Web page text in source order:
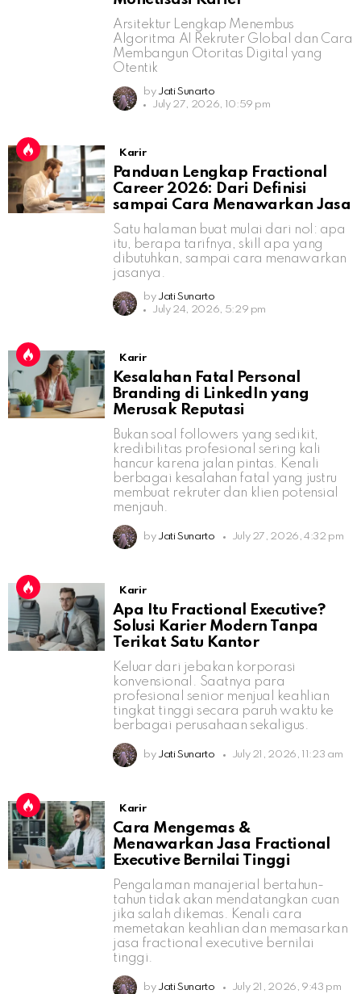
Arsitektur Lengkap Menembus
Algoritma AI Rekruter Global dan Cara
Membangun Otoritas Digital yang
Otentik
by Jati Sunarto
July 27, 2026, 10:59 pm
Karir
Panduan Lengkap Fractional
Career 2026: Dari Definisi
sampai Cara Menawarkan Jasa
Satu halaman buat mulai dari nol: apa
itu, berapa tarifnya, skill apa yang
dibutuhkan, sampai cara menawarkan
jasanya.
by Jati Sunarto
July 24, 2026, 5:29 pm
Karir
Kesalahan Fatal Personal
Branding di LinkedIn yang
Merusak Reputasi
Bukan soal followers yang sedikit,
kredibilitas profesional sering kali
hancur karena jalan pintas. Kenali
berbagai kesalahan fatal yang justru
membuat rekruter dan klien potensial
menjauh.
by Jati Sunarto July 27, 2026, 4:32 pm
Karir
Apa Itu Fractional Executive?
Solusi Karier Modern Tanpa
Terikat Satu Kantor
Keluar dari jebakan korporasi
konvensional. Saatnya para
profesional senior menjual keahlian
tingkat tinggi secara paruh waktu ke
berbagai perusahaan sekaligus.
by Jati Sunarto July 21, 2026, 11:23 am
Karir
Cara Mengemas &
Menawarkan Jasa Fractional
Executive Bernilai Tinggi
Pengalaman manajerial bertahun-
tahun tidak akan mendatangkan cuan
jika salah dikemas. Kenali cara
memetakan keahlian dan memasarkan
jasa fractional executive bernilai
tinggi.
by Jati Sunarto July 21, 2026, 9:43 pm